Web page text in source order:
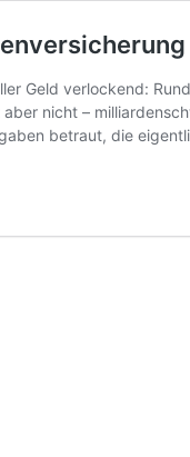
Geld verlockend:
nicht –
betraut, die